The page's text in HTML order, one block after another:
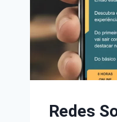
Redes